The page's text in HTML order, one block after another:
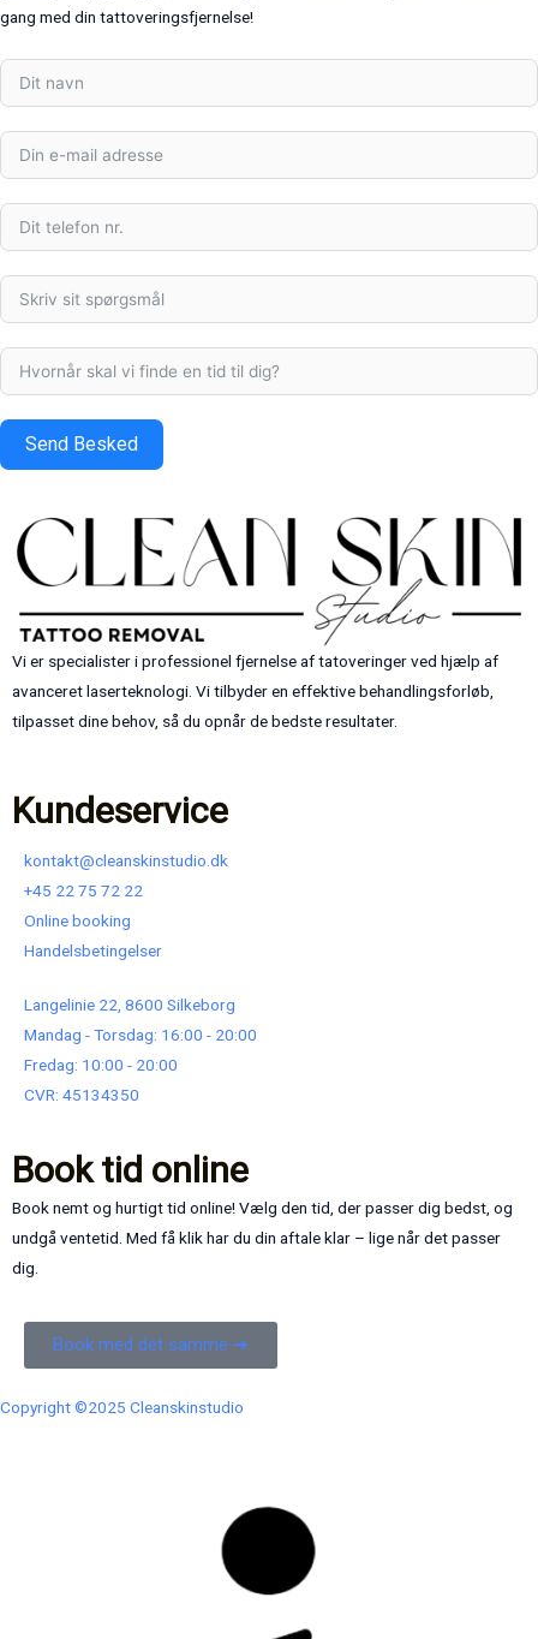
gang med din tattoveringsfjernelse!
Send Besked
Vi er specialister i professionel fjernelse af tatoveringer ved hjælp af
avanceret laserteknologi. Vi tilbyder en effektive behandlingsforløb,
tilpasset dine behov, så du opnår de bedste resultater.
Kundeservice
kontakt@cleanskinstudio.dk
+45 22 75 72 22
Online booking
Handelsbetingelser
Langelinie 22, 8600 Silkeborg
Mandag - Torsdag: 16:00 - 20:00
Fredag: 10:00 - 20:00
CVR: 45134350
Book tid online
Book nemt og hurtigt tid online! Vælg den tid, der passer dig bedst, og
undgå ventetid. Med få klik har du din aftale klar – lige når det passer
dig.
Book med det samme ➔
Copyright ©2025 Cleanskinstudio